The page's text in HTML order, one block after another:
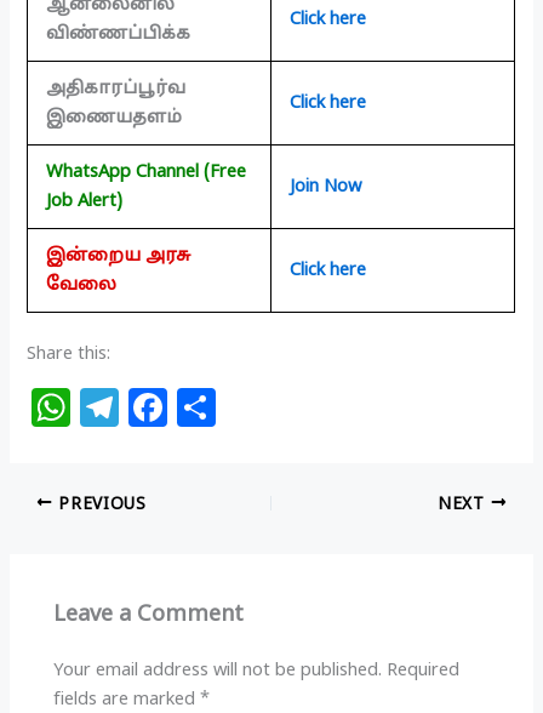
ஆன்லைனில்
விண்ணப்பிக்க
Click here
அதிகாரப்பூர்வ
இணையதளம்
Click here
WhatsApp Channel (Free
Job Alert)
Join Now
இன்றைய அரசு
வேலை
Click here
Share this:
W
at
s
p
T
e
g
m
F
o
k
PREVIOUS NEXT
Leave a Comment
Your email address will not be published. Required
fields are marked*